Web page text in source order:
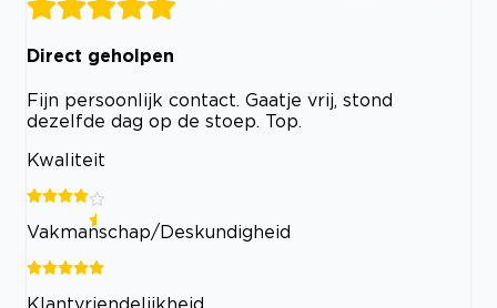
Direct geholpen
Fijn persoonlijk contact. Gaatje vrij, stond
dezelfde dag op de stoep. Top.
Kwaliteit
Vakmanschap/Deskundigheid
Klantvriendelijkheid